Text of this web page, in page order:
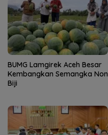
BUMG Lamgirek Aceh Besar
Kembangkan Semangka Non
Biji